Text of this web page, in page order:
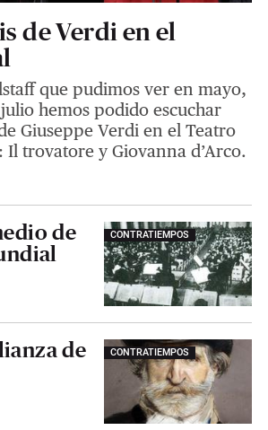
de Verdi en el
que pudimos ver en mayo,
hemos podido escuchar
Giuseppe Verdi en el Teatro
Il trovatore y Giovanna d’Arco.
CONTRATIEMPOS
de
CONTRATIEMPOS
de